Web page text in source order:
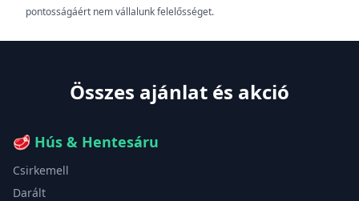
pontosságáért nem vállalunk felelősséget.
Összes ajánlat és akció
🥩 Hús & Hentesáru
Csirkemell
Darált